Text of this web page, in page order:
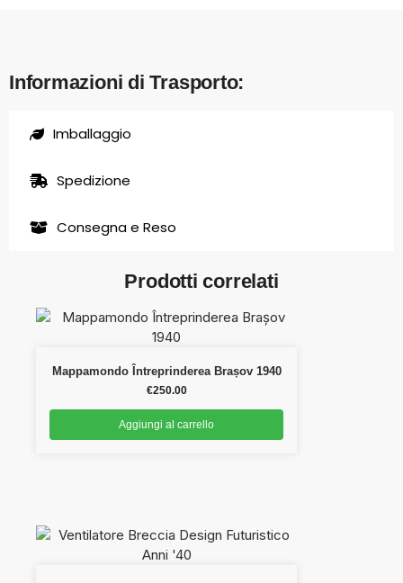
Informazioni di Trasporto:
Imballaggio
Spedizione
Consegna e Reso
Prodotti correlati
Mappamondo Întreprinderea Brașov 1940
€250.00
Aggiungi al carrello